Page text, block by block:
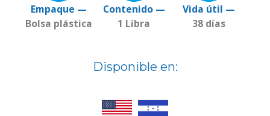
Empaque —
Bolsa plástica
Contenido —
1 Libra
Vida útil —
38 días
Disponible en: